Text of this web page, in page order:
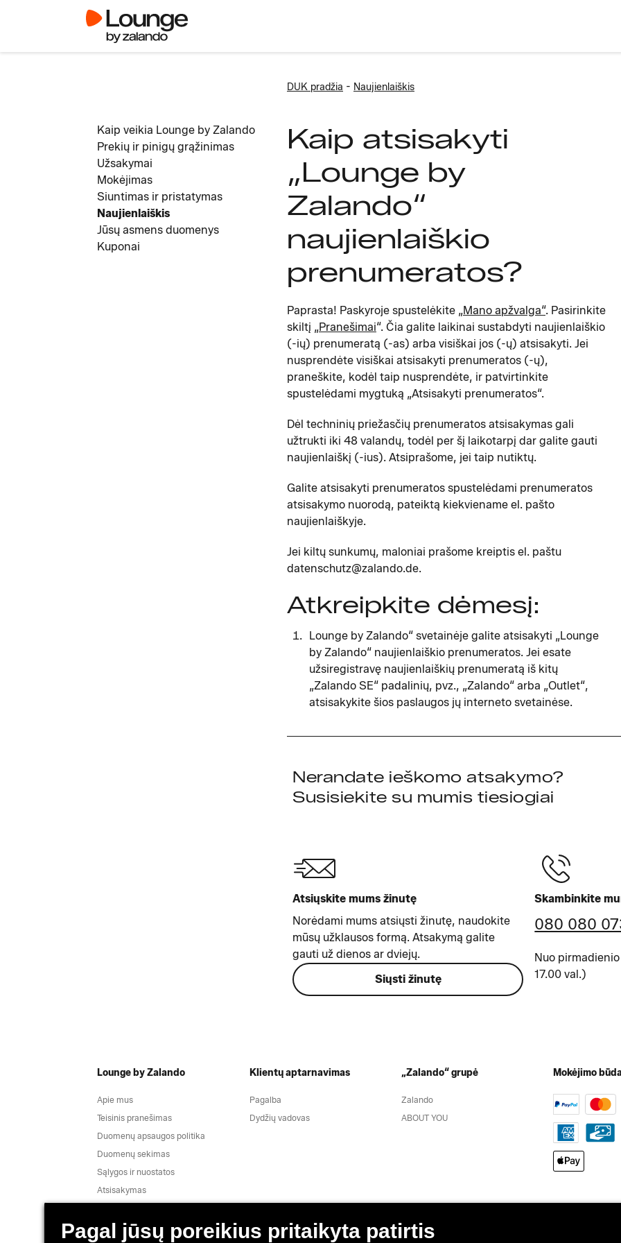
DUK pradžia - Naujienlaiškis
Kaip veikia Lounge by Zalando
Prekių ir pinigų grąžinimas
Užsakymai
Mokėjimas
Siuntimas ir pristatymas
Naujienlaiškis
Jūsų asmens duomenys
Kuponai
Kaip atsisakyti
„Lounge by
Zalando“
naujienlaiškio
prenumeratos?
Paprasta! Paskyroje spustelėkite „Mano apžvalga“. Pasirinkite
skiltį „Pranešimai“. Čia galite laikinai sustabdyti naujienlaiškio
(-ių) prenumeratą (-as) arba visiškai jos (-ų) atsisakyti. Jei
nusprendėte visiškai atsisakyti prenumeratos (-ų),
praneškite, kodėl taip nusprendėte, ir patvirtinkite
spustelėdami mygtuką „Atsisakyti prenumeratos“.
Dėl techninių priežasčių prenumeratos atsisakymas gali
užtrukti iki 48 valandų, todėl per šį laikotarpį dar galite gauti
naujienlaiškį (-ius). Atsiprašome, jei taip nutiktų.
Galite atsisakyti prenumeratos spustelėdami prenumeratos
atsisakymo nuorodą, pateiktą kiekviename el. pašto
naujienlaiškyje.
Jei kiltų sunkumų, maloniai prašome kreiptis el. paštu
datenschutz@zalando.de.
Atkreipkite dėmesį:
Lounge by Zalando“ svetainėje galite atsisakyti „Lounge
by Zalando“ naujienlaiškio prenumeratos. Jei esate
užsiregistravę naujienlaiškių prenumeratą iš kitų
„Zalando SE“ padalinių, pvz., „Zalando“ arba „Outlet“,
atsisakykite šios paslaugos jų interneto svetainėse.
Nerandate ieškomo atsakymo?
Susisiekite su mumis tiesiogiai
Atsiųskite mums žinutę
Norėdami mums atsiųsti žinutę, naudokite
mūsų užklausos formą. Atsakymą galite
gauti už dienos ar dviejų.
Siųsti žinutę
Skambinkite
080 080
Nuo
17.00 val.)
Lounge by Zalando
Apie mus
Teisinis pranešimas
Duomenų apsaugos politika
Duomenų sekimas
Sąlygos ir nuostatos
Atsisakymas
Pranešimai apie pažeidžiamumą
Klientų aptarnavimas
Pagalba
Dydžių vadovas
„Zalando“ grupė
Zalando
ABOUT YOU
Mokėjimo